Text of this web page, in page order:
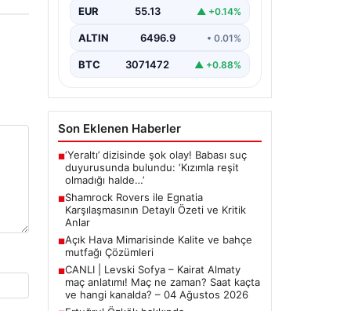
sosyal alanlar, villaların en önemli
gelmiştir. Bahçeyle…
EUR 55.13 ▲ +0.14%
ALTIN 6496.9 • 0.01%
BTC 3071472 ▲ +0.88%
Son Eklenen Haberler
‘Yeraltı’ dizisinde şok olay! Babası suç
duyurusunda bulundu: ‘Kızımla reşit
olmadığı halde…’
Shamrock Rovers ile Egnatia
Karşılaşmasının Detaylı Özeti ve Kritik
Anlar
Açık Hava Mimarisinde Kalite ve bahçe
mutfağı Çözümleri
CANLI | Levski Sofya – Kairat Almaty
maç anlatımı! Maç ne zaman? Saat kaçta
ve hangi kanalda? – 04 Ağustos 2026